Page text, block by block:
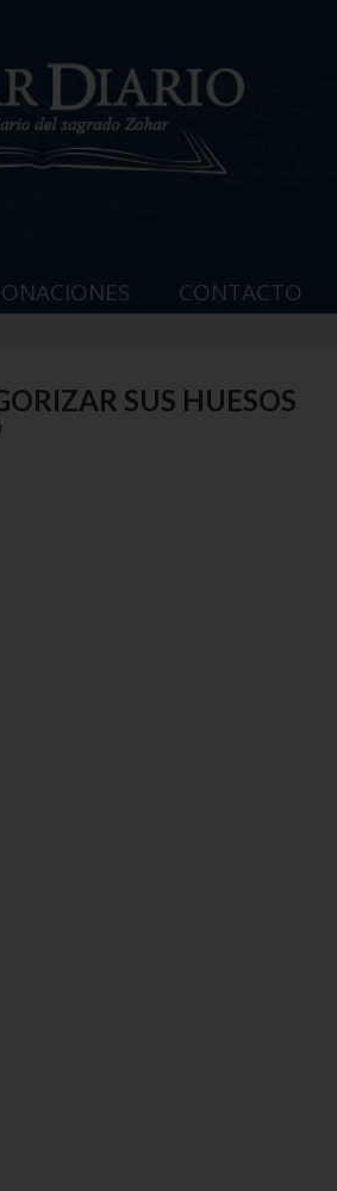
CONTACTO
SUS HUESOS